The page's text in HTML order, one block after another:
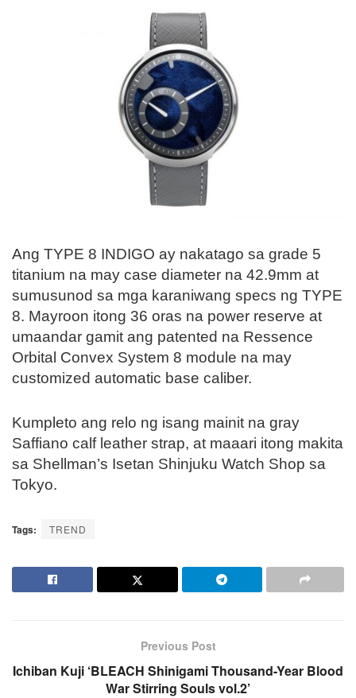
Ang TYPE 8 INDIGO ay nakatago sa grade 5
titanium na may case diameter na 42.9mm at
sumusunod sa mga karaniwang specs ng TYPE
8. Mayroon itong 36 oras na power reserve at
umaandar gamit ang patented na Ressence
Orbital Convex System 8 module na may
customized automatic base caliber.
Kumpleto ang relo ng isang mainit na gray
Saffiano calf leather strap, at maaari itong makita
sa Shellman’s Isetan Shinjuku Watch Shop sa
Tokyo.
Tags: TREND
Previous Post
Ichiban Kuji ‘BLEACH Shinigami Thousand-Year Blood
War Stirring Souls vol.2’